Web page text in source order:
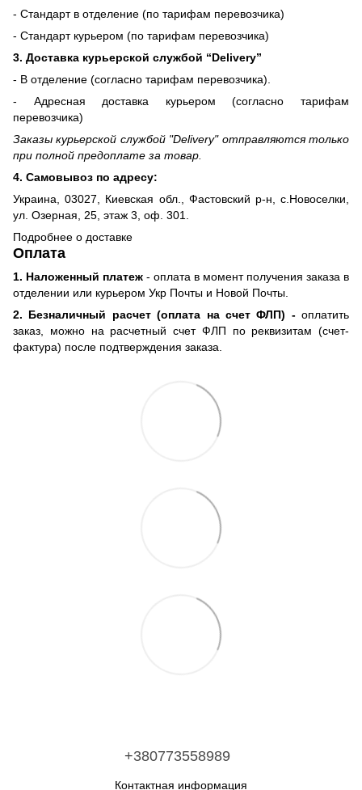
- Стандарт в отделение (по тарифам перевозчика)
- Стандарт курьером (по тарифам перевозчика)
3. Доставка курьерской службой “Delivery”
- В отделение (согласно тарифам перевозчика).
- Адресная доставка курьером (согласно тарифам
перевозчика)
Заказы курьерской службой "Delivery" отправляются только
при полной предоплате за товар.
4. Самовывоз по адресу:
Украина, 03027, Киевская обл., Фастовский р-н, с.Новоселки,
ул. Озерная, 25, этаж 3, оф. 301.
Подробнее о доставке
Оплата
1. Наложенный платеж - оплата в момент получения заказа в
отделении или курьером Укр Почты и Новой Почты.
2. Безналичный расчет (оплата на счет ФЛП) -оплатить
заказ, можно на расчетный счет ФЛП по реквизитам (счет-
фактура) после подтверждения заказа.
+380773558989
Контактная информация